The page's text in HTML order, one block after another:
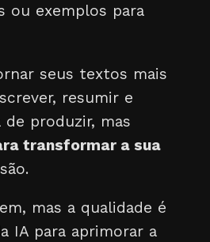
ou exemplos para
seus textos mais
resumir e
produzir, mas
transformar a sua
mas a qualidade é
IA para aprimorar a